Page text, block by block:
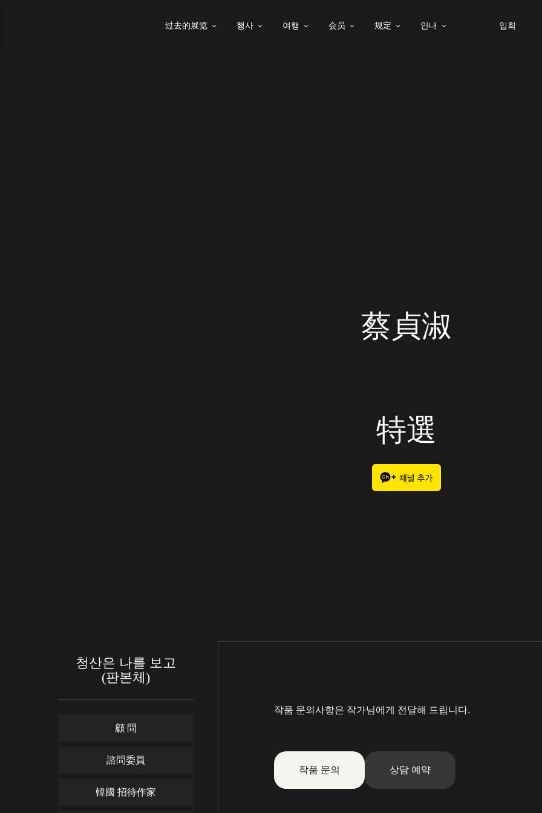
过去的展览  행사  여행  会员  规定  안내  입회
蔡貞淑
特選
청산은 나를 보고
(판본체)
顧 問
諮問委員
韓國 招待作家
작품 문의사항은 작가님에게 전달해 드립니다.
작품 문의 상담 예약